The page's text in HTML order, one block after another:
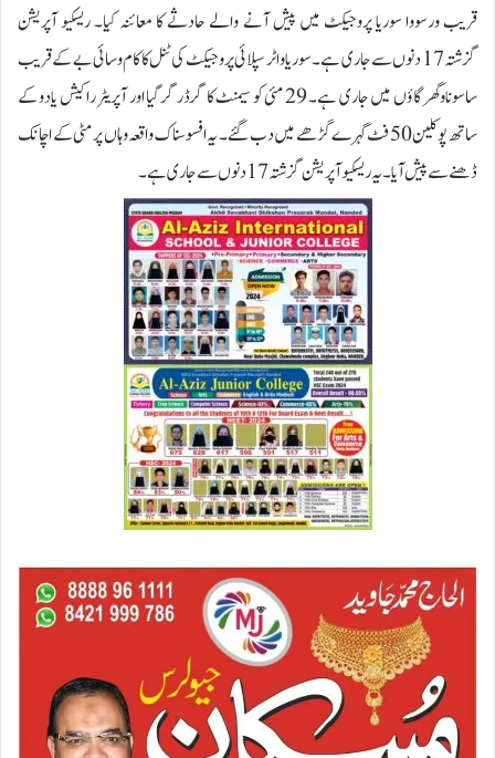
قریب ورسووا سوریا پروجیکٹ میں پیش آنے والے حادثے کا معائنہ کیا۔ ریسکیو آپریشن
گزشتہ 17 دنوں سے جاری ہے۔ سوریا واٹر سپلائی پروجیکٹ کی ٹنل کا کام وسائی بے کے قریب
ساسوناوگھر گاؤں میں جاری ہے۔ 29 مئی کو سیمنٹ کا گرڈر گر گیا اور آپریٹر راکیش یادو کے
ساتھ پوکلین 50 فٹ گہرے گڑھے میں دب گئے۔ یہ افسوسناک واقعہ وہاں پر مٹی کے اچانک
ڈھنے سے پیش آیا۔ یہ ریسکیو آپریشن گزشتہ 17 دنوں سے جاری ہے۔